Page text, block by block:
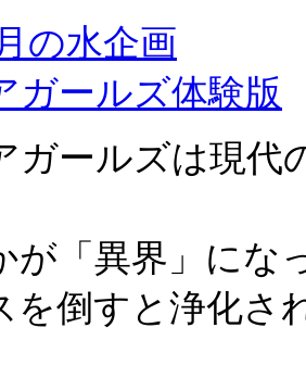
の水企画
ガールズ体験版
ガールズは現代
が「異界」にな
を倒すと浄化さ